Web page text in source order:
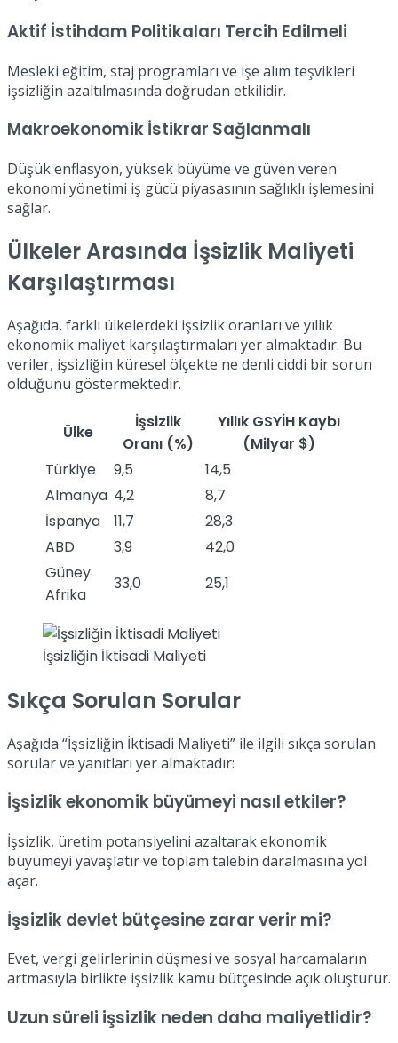
Aktif İstihdam Politikaları Tercih Edilmeli
Mesleki eğitim, staj programları ve işe alım teşvikleri
işsizliğin azaltılmasında doğrudan etkilidir.
Makroekonomik İstikrar Sağlanmalı
Düşük enflasyon, yüksek büyüme ve güven veren
ekonomi yönetimi iş gücü piyasasının sağlıklı işlemesini
sağlar.
Ülkeler Arasında İşsizlik Maliyeti
Karşılaştırması
Aşağıda, farklı ülkelerdeki işsizlik oranları ve yıllık
ekonomik maliyet karşılaştırmaları yer almaktadır. Bu
veriler, işsizliğin küresel ölçekte ne denli ciddi bir sorun
olduğunu göstermektedir.
Ülke
İşsizlik
Oranı (%)
Yıllık GSYİH Kaybı
(Milyar $)
Türkiye
9,5
14,5
Almanya 4,2
8,7
İspanya
11,7
28,3
ABD
3,9
42,0
Güney
Afrika
33,0 25,1
İşsizliğin İktisadi Maliyeti
Sıkça Sorulan Sorular
Aşağıda “İşsizliğin İktisadi Maliyeti” ile ilgili sıkça sorulan
sorular ve yanıtları yer almaktadır:
İşsizlik ekonomik büyümeyi nasıl etkiler?
İşsizlik, üretim potansiyelini azaltarak ekonomik
büyümeyi yavaşlatır ve toplam talebin daralmasına yol
açar.
İşsizlik devlet bütçesine zarar verir mi?
Evet, vergi gelirlerinin düşmesi ve sosyal harcamaların
artmasıyla birlikte işsizlik kamu bütçesinde açık oluşturur.
Uzun süreli işsizlik neden daha maliyetlidir?